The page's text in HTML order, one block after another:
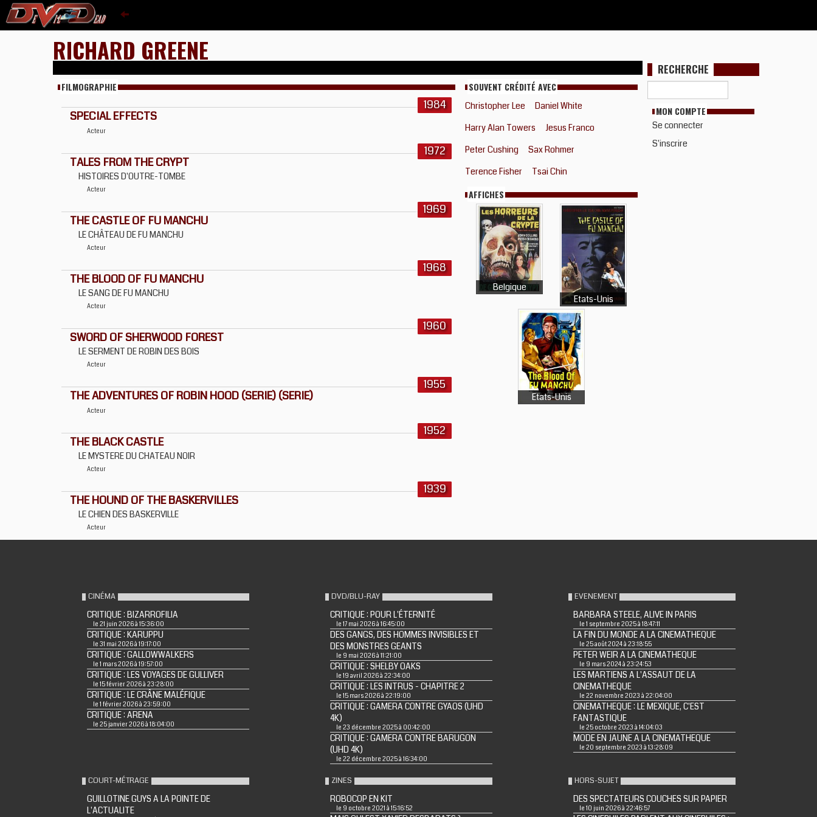
RICHARD GREENE
FILMOGRAPHIE
1984
SPECIAL EFFECTS
Acteur
1972
TALES FROM THE CRYPT
HISTOIRES D'OUTRE-TOMBE
Acteur
1969
THE CASTLE OF FU MANCHU
LE CHÂTEAU DE FU MANCHU
Acteur
1968
THE BLOOD OF FU MANCHU
LE SANG DE FU MANCHU
Acteur
1960
SWORD OF SHERWOOD FOREST
LE SERMENT DE ROBIN DES BOIS
Acteur
1955
THE ADVENTURES OF ROBIN HOOD (SERIE) (SERIE)
Acteur
1952
THE BLACK CASTLE
LE MYSTERE DU CHATEAU NOIR
Acteur
1939
THE HOUND OF THE BASKERVILLES
LE CHIEN DES BASKERVILLE
Acteur
SOUVENT CRÉDITÉ AVEC
Christopher Lee
Daniel White
Harry Alan Towers
Jesus Franco
Peter Cushing
Sax Rohmer
Terence Fisher
Tsai Chin
AFFICHES
Belgique
Etats-Unis
Etats-Unis
RECHERCHE
MON COMPTE
Se connecter
S'inscrire
CINÉMA
CRITIQUE : BIZARROFILIA
le 21 juin 2026 à 15:36:00
CRITIQUE : KARUPPU
le 31 mai 2026 à 19:17:00
CRITIQUE : GALLOWWALKERS
le 1 mars 2026 à 19:57:00
CRITIQUE : LES VOYAGES DE GULLIVER
le 15 février 2026 à 23:28:00
CRITIQUE : LE CRÂNE MALÉFIQUE
le 1 février 2026 à 23:59:00
CRITIQUE : ARENA
le 25 janvier 2026 à 18:04:00
DVD/BLU-RAY
CRITIQUE : POUR L'ÉTERNITÉ
le 17 mai 2026 à 16:45:00
DES GANGS, DES HOMMES INVISIBLES ET
DES MONSTRES GEANTS
le 9 mai 2026 à 11:21:00
CRITIQUE : SHELBY OAKS
le 19 avril 2026 à 22:34:00
CRITIQUE : LES INTRUS - CHAPITRE 2
le 15 mars 2026 à 22:19:00
CRITIQUE : GAMERA CONTRE GYAOS (UHD
4K)
le 23 décembre 2025 à 00:42:00
CRITIQUE : GAMERA CONTRE BARUGON
(UHD 4K)
le 22 décembre 2025 à 16:34:00
EVENEMENT
BARBARA STEELE, ALIVE IN PARIS
le 1 septembre 2025 à 18:47:11
LA FIN DU MONDE A LA CINEMATHEQUE
le 25 août 2024 à 23:18:55
PETER WEIR A LA CINEMATHEQUE
le 9 mars 2024 à 23:24:53
LES MARTIENS A L'ASSAUT DE LA
CINEMATHEQUE
le 22 novembre 2023 à 22:04:00
CINEMATHEQUE : LE MEXIQUE, C'EST
FANTASTIQUE
le 25 octobre 2023 à 14:04:03
MODE EN JAUNE A LA CINEMATHEQUE
le 20 septembre 2023 à 13:28:09
COURT-MÉTRAGE
GUILLOTINE GUYS A LA POINTE DE
L'ACTUALITE
ZINES
ROBOCOP EN KIT
le 9 octobre 2021 à 15:16:52
HORS-SUJET
DES SPECTATEURS COUCHES SUR PAPIER
le 10 juin 2026 à 22:46:57